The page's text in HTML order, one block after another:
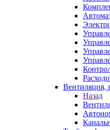
Вентиляция,
Назад